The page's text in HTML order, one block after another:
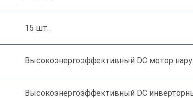
15 шт.
Высокоэнергоэффективный DC мотор
Высокоэнергоэффективный DC